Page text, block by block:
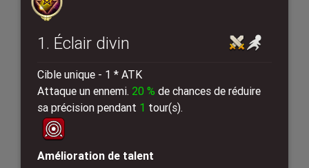
1. Éclair divin
Cible unique - 1 * ATK
Attaque un ennemi. 20 % de chances de réduire
sa précision pendant 1 tour(s).
Amélioration de talent